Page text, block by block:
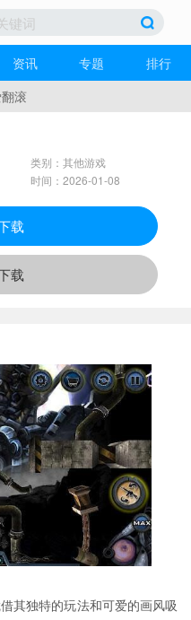
资讯 专题
排行
滚
类别：其他游戏
时间：2026-01-08
载
载
其独特的玩法和可爱的画风吸